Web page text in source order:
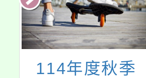
114年度秋季